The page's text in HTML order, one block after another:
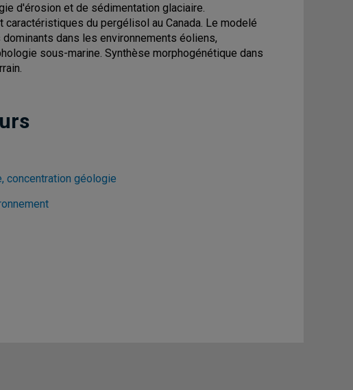
d'érosion et de sédimentation glaciaire.
du pergélisol au Canada. Le modelé
dans les environnements éoliens,
sous-marine. Synthèse morphogénétique dans
concentration géologie